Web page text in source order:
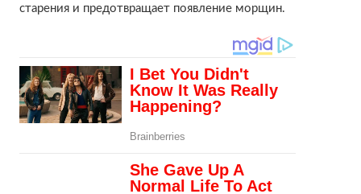
старения и предотвращает появление морщин.